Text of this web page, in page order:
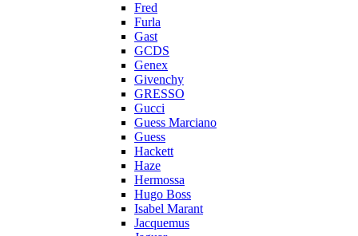
Fred
Furla
Gast
GCDS
Genex
Givenchy
GRESSO
Gucci
Guess Marciano
Guess
Hackett
Haze
Hermossa
Hugo Boss
Isabel Marant
Jacquemus